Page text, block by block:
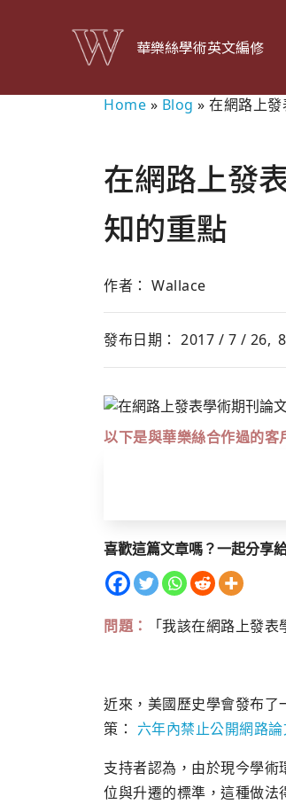
華樂絲學術英文編修
Home » Blog » 在網路上
在網路上發
知的重點
作者： Wallace
發布日期： 2017 / 7 / 26,
以下是與華樂絲合作過的客
喜歡這篇文章嗎？一起分享
問題：
「我該在網路上發表
近來，美國歷史學會發布
策： 六年內禁止公開網路
支持者認為，由於現今學
位與升遷的標準，這種做法